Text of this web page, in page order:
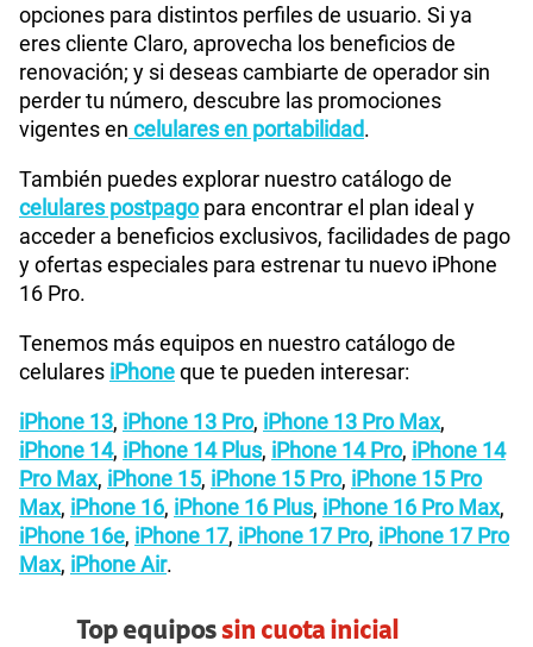
opciones para distintos perfiles de usuario. Si ya
eres cliente Claro, aprovecha los beneficios de
renovación; y si deseas cambiarte de operador sin
perder tu número, descubre las promociones
vigentes en celulares en portabilidad.
También puedes explorar nuestro catálogo de
celulares postpagopara encontrar el plan ideal y
acceder a beneficios exclusivos, facilidades de pago
y ofertas especiales para estrenar tu nuevo iPhone
16 Pro.
Tenemos más equipos en nuestro catálogo de
celulares iPhoneque te pueden interesar:
iPhone 13, iPhone 13 Pro, iPhone 13 Pro Max,
iPhone 14, iPhone 14 Plus, iPhone 14 Pro, iPhone 14
Pro Max, iPhone 15, iPhone 15 Pro, iPhone 15 Pro
Max, iPhone 16, iPhone 16 Plus, iPhone 16 Pro Max,
iPhone 16e, iPhone 17, iPhone 17 Pro, iPhone 17 Pro
Max, iPhone Air.
Top equipossin cuota inicial